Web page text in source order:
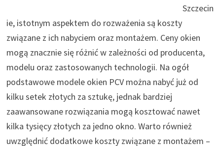
Szczecin
ie, istotnym aspektem do rozważenia są koszty
związane z ich nabyciem oraz montażem. Ceny okien
mogą znacznie się różnić w zależności od producenta,
modelu oraz zastosowanych technologii. Na ogół
podstawowe modele okien PCV można nabyć już od
kilku setek złotych za sztukę, jednak bardziej
zaawansowane rozwiązania mogą kosztować nawet
kilka tysięcy złotych za jedno okno. Warto również
uwzględnić dodatkowe koszty związane z montażem –